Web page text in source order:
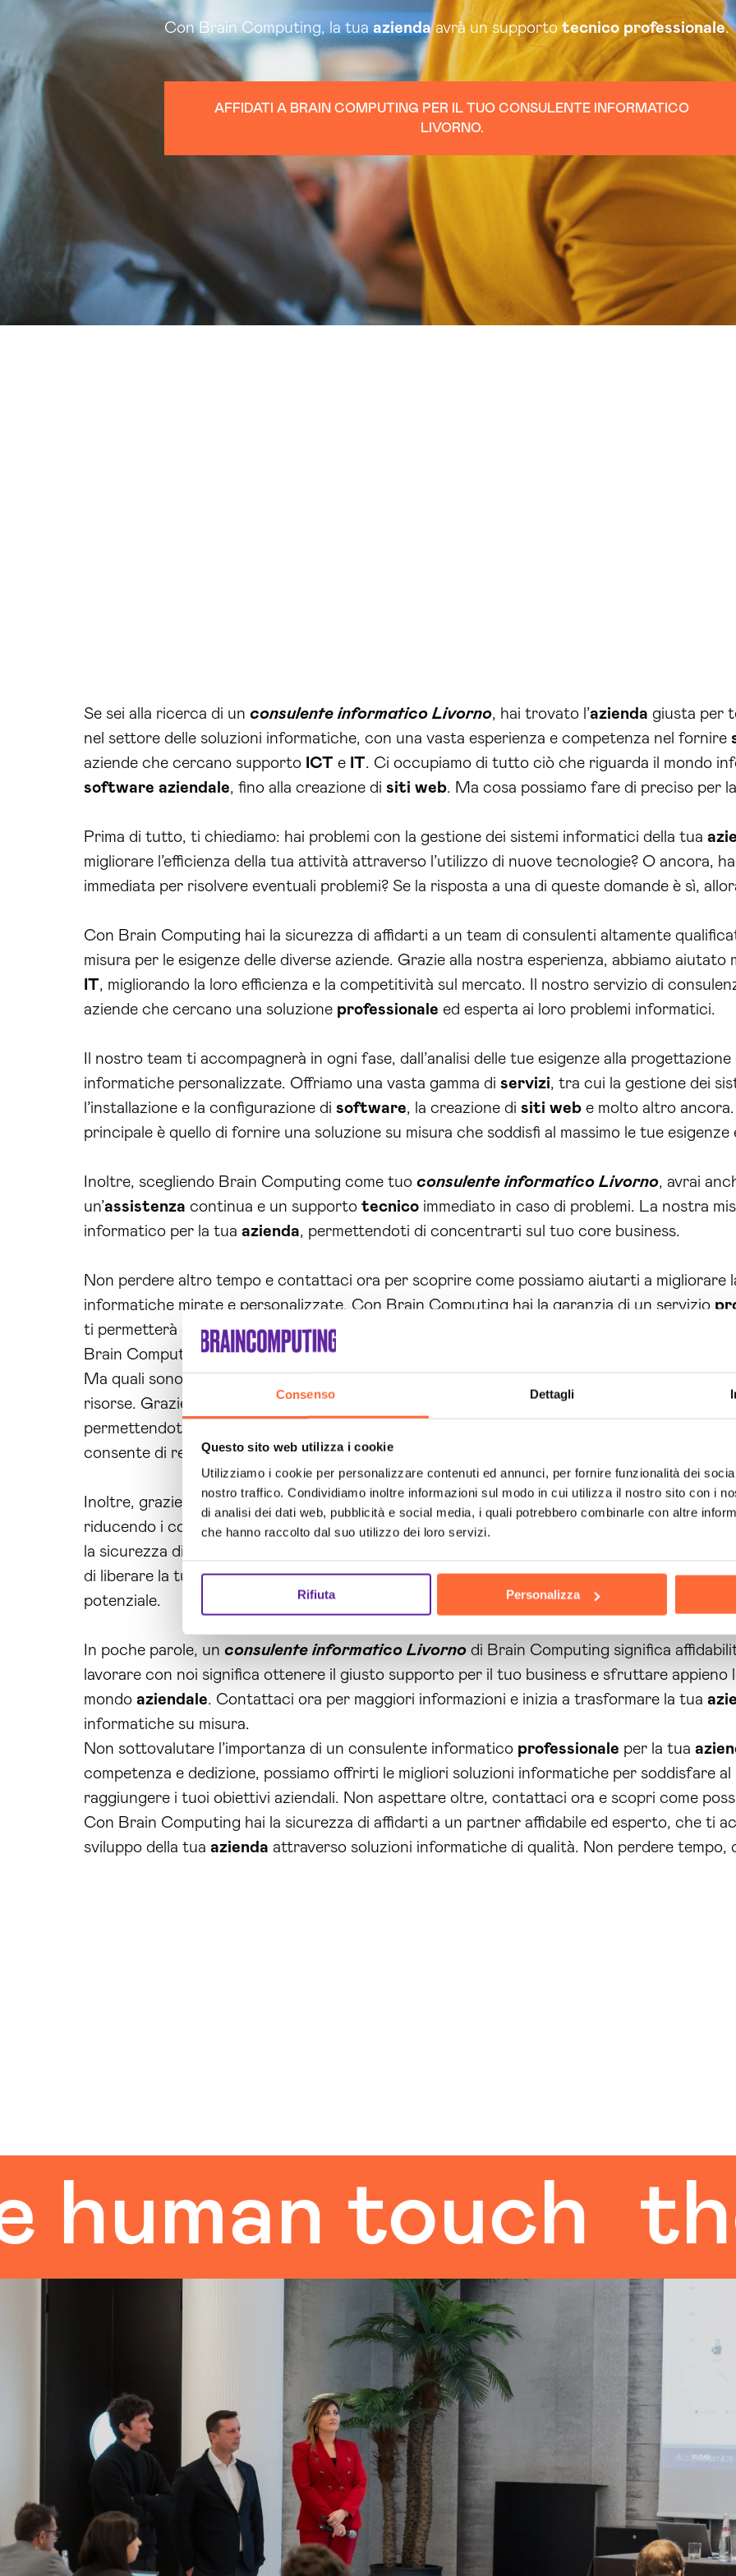
Consenso Dettagli
Questo sito web utilizza i cookie
Utilizziamo i cookie per personalizzare contenuti ed annunci, per fornire funzionalità dei
nostro traffico. Condividiamo inoltre informazioni sul modo in cui utilizza il nostro sito con i
di analisi dei dati web, pubblicità e social media, i quali potrebbero combinarle con altre
che hanno raccolto dal suo utilizzo dei loro servizi.
Rifiuta Personalizza
Con Brain Computing, la tua aziendaavrà un supportotecnico professionale.
AFFIDATI A BRAIN COMPUTING PER IL TUO CONSULENTE INFORMATICO
LIVORNO.
Se sei alla ricerca di un consulente informatico Livorno, hai trovato l’azienda giusta per
nel settore delle soluzioni informatiche, con una vasta esperienza e competenza nel fornire
aziende che cercano supporto ICT e IT. Ci occupiamo di tutto ciò che riguarda il mondo
software aziendale, fino alla creazione di siti web. Ma cosa possiamo fare di preciso per
Prima di tutto, ti chiediamo: hai problemi con la gestione dei sistemi informatici della tua
migliorare l’efficienza della tua attività attraverso l’utilizzo di nuove tecnologie? O ancora,
immediata per risolvere eventuali problemi? Se la risposta a una di queste domande è sì,
Con Brain Computing hai la sicurezza di affidarti a un team di consulenti altamente
misura per le esigenze delle diverse aziende. Grazie alla nostra esperienza, abbiamo
IT, migliorando la loro efficienza e la competitività sul mercato. Il nostro servizio di
aziende che cercano una soluzione professionale ed esperta ai loro problemi informatici.
Il nostro team ti accompagnerà in ogni fase, dall’analisi delle tue esigenze alla progettazione
informatiche personalizzate. Offriamo una vasta gamma di servizi, tra cui la gestione dei
l’installazione e la configurazione di software, la creazione di siti web e molto altro
principale è quello di fornire una soluzione su misura che soddisfi al massimo le tue
Inoltre, scegliendo Brain Computing come tuo consulente informatico Livorno, avrai
un’assistenza continua e un supporto tecnico immediato in caso di problemi. La nostra
informatico per la tua azienda, permettendoti di concentrarti sul tuo core business.
Non perdere altro tempo e contattaci ora per scoprire come possiamo aiutarti a
informatiche mirate e personalizzate. Con Brain Computing hai la garanzia di un servizio
ti permetterà di distinguerti dalla concorrenza e raggiungere i tuoi obiettivi aziendali.
Brain Computing e scopri il vero potenziale delle tecnologie al tuo servizio.
Ma quali sono i reali benefici di avere un consulente informatico affidabile e competente? In
risorse. Grazie al nostro supporto esperto, non dovrai più preoccuparti di gestire e
permettendoti di dedicare più tempo alle attività più importanti per la tua
consente di restare al passo con le ultime tendenze e tecnologie, assicurandoti un
Inoltre, grazie alle nostre soluzioni personalizzate, potrai migliorare l’efficienza della tua
riducendo i costi e aumentando la produttività. Con un consulente informatico
la sicurezza di avere un supporto rapido e affidabile in caso di imprevisti tecnici. Infine, la
di liberare la tua aziendada ostacoli informatici, consentendoti di concentrarti sul tuo core
potenziale.
In poche parole, un consulente informatico Livorno di Brain Computing significa
lavorare con noi significa ottenere il giusto supporto per il tuo business e sfruttare appieno
mondo aziendale. Contattaci ora per maggiori informazioni e inizia a trasformare la tua
informatiche su misura.
Non sottovalutare l’importanza di un consulente informatico professionale per la tua
competenza e dedizione, possiamo offrirti le migliori soluzioni informatiche per soddisfare
raggiungere i tuoi obiettivi aziendali. Non aspettare oltre, contattaci ora e scopri come
Con Brain Computing hai la sicurezza di affidarti a un partner affidabile ed esperto, che ti
sviluppo della tua azienda attraverso soluzioni informatiche di qualità. Non perdere tempo,
touch the